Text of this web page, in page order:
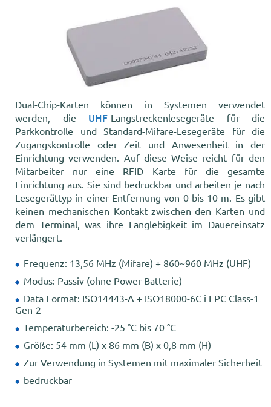
Dual-Chip-Karten können in Systemen verwendet
werden, die UHF-Langstreckenlesegeräte für die
Parkkontrolle und Standard-Mifare-Lesegeräte für die
Zugangskontrolle oder Zeit und Anwesenheit in der
Einrichtung verwenden. Auf diese Weise reicht für den
Mitarbeiter nur eine RFID Karte für die gesamte
Einrichtung aus. Sie sind bedruckbar und arbeiten je nach
Lesegerättyp in einer Entfernung von 0 bis 10 m. Es gibt
keinen mechanischen Kontakt zwischen den Karten und
dem Terminal, was ihre Langlebigkeit im Dauereinsatz
verlängert.
Frequenz: 13,56 MHz (Mifare) + 860~960 MHz (UHF)
Modus: Passiv (ohne Power-Batterie)
Data Format: ISO14443-A + ISO18000-6C i EPC Class-1
Gen-2
Temperaturbereich: -25 °C bis 70 °C
Größe: 54 mm (L) x 86 mm (B) x 0,8 mm (H)
Zur Verwendung in Systemen mit maximaler Sicherheit
bedruckbar